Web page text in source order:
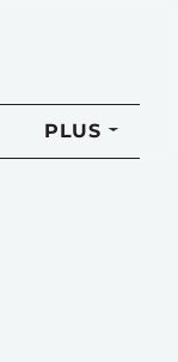
PLUS